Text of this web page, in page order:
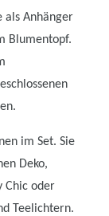
als Anhänger
Blumentopf.
im Set. Sie
Deko,
Chic oder
Teelichtern.